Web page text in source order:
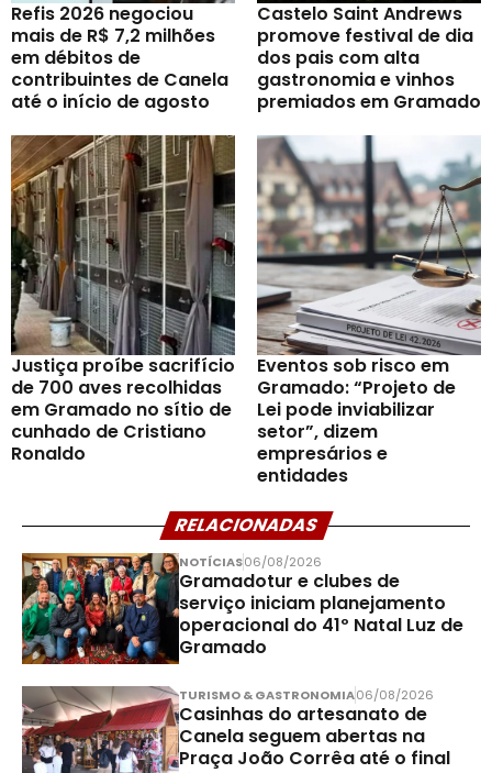
Refis 2026 negociou
mais de R$ 7,2 milhões
em débitos de
contribuintes de Canela
até o início de agosto
Castelo Saint Andrews
promove festival de dia
dos pais com alta
gastronomia e vinhos
premiados em Gramado
Justiça proíbe sacrifício
de 700 aves recolhidas
em Gramado no sítio de
cunhado de Cristiano
Ronaldo
Eventos sob risco em
Gramado: “Projeto de
Lei pode inviabilizar
setor”, dizem
empresários e
entidades
RELACIONADAS
NOTÍCIAS06/08/2026
Gramadotur e clubes de
serviço iniciam planejamento
operacional do 41º Natal Luz de
Gramado
TURISMO & GASTRONOMIA06/08/2026
Casinhas do artesanato de
Canela seguem abertas na
Praça João Corrêa até o final